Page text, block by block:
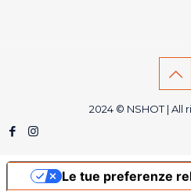
2024 © NSHOT | All
Le tue preferenze